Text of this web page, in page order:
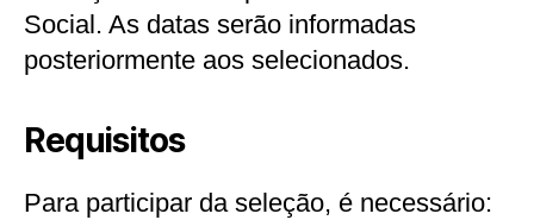
Social. As datas serão informadas
posteriormente aos selecionados.
Requisitos
Para participar da seleção, é necessário: